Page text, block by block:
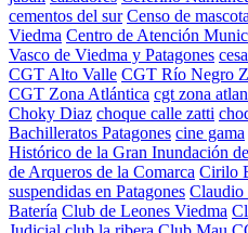
cementos del sur Censo de
Viedma Centro de Atención
Vasco de Viedma y Patagones
CGT Alto Valle CGT Río Negro
CGT Zona Atlántica cgt zona
Choky Diaz choque calle zatti
Bachilleratos Patagones cine gama
Histórico de la Gran Inundación
de Arqueros de la Comarca Cirilo
suspendidas en Patagones
Batería Club de Leones Viedma